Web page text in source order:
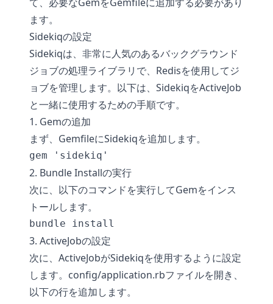
ます。
Sidekiqの設定
Sidekiqは、非常に人気のあるバックグラウンド
ジョブの処理ライブラリで、Redisを使用してジ
ョブを管理します。以下は、SidekiqをActiveJob
と一緒に使用するための手順です。
1. Gemの追加
まず、GemfileにSidekiqを追加します。
2. Bundle Installの実行
次に、以下のコマンドを実行してGemをインス
トールします。
3. ActiveJobの設定
次に、ActiveJobがSidekiqを使用するように設定
します。config/application.rbファイルを開き、
以下の行を追加します。